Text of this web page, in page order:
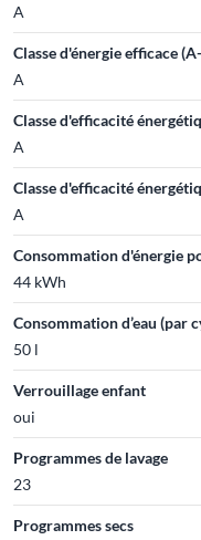
A
Classe d'énergie efficace
A
Classe d'efficacité
A
Classe d'efficacité
A
Consommation d'énergie
44 kWh
Consommation d’eau (par
50 l
Verrouillage enfant
oui
Programmes de lavage
23
Programmes secs